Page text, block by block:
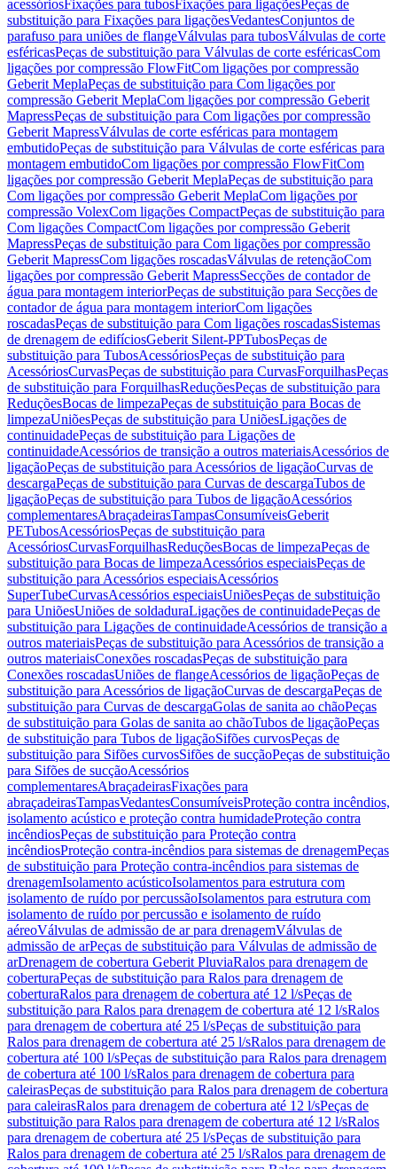
acessóriosFixações para tubosFixações para ligaçõesPeças de
substituição para Fixações para ligaçõesVedantesConjuntos de
parafuso para uniões de flangeVálvulas para tubosVálvulas de corte
esféricasPeças de substituição para Válvulas de corte esféricasCom
ligações por compressão FlowFitCom ligações por compressão
Geberit MeplaPeças de substituição para Com ligações por
compressão Geberit MeplaCom ligações por compressão Geberit
MapressPeças de substituição para Com ligações por compressão
Geberit MapressVálvulas de corte esféricas para montagem
embutidoPeças de substituição para Válvulas de corte esféricas para
montagem embutidoCom ligações por compressão FlowFitCom
ligações por compressão Geberit MeplaPeças de substituição para
Com ligações por compressão Geberit MeplaCom ligações por
compressão VolexCom ligações CompactPeças de substituição para
Com ligações CompactCom ligações por compressão Geberit
MapressPeças de substituição para Com ligações por compressão
Geberit MapressCom ligações roscadasVálvulas de retençãoCom
ligações por compressão Geberit MapressSecções de contador de
água para montagem interiorPeças de substituição para Secções de
contador de água para montagem interiorCom ligações
roscadasPeças de substituição para Com ligações roscadasSistemas
de drenagem de edifíciosGeberit Silent-PPTubosPeças de
substituição para TubosAcessóriosPeças de substituição para
AcessóriosCurvasPeças de substituição para CurvasForquilhasPeças
de substituição para ForquilhasReduçõesPeças de substituição para
ReduçõesBocas de limpezaPeças de substituição para Bocas de
limpezaUniõesPeças de substituição para UniõesLigações de
continuidadePeças de substituição para Ligações de
continuidadeAcessórios de transição a outros materiaisAcessórios de
ligaçãoPeças de substituição para Acessórios de ligaçãoCurvas de
descargaPeças de substituição para Curvas de descargaTubos de
ligaçãoPeças de substituição para Tubos de ligaçãoAcessórios
complementaresAbraçadeirasTampasConsumíveisGeberit
PETubosAcessóriosPeças de substituição para
AcessóriosCurvasForquilhasReduçõesBocas de limpezaPeças de
substituição para Bocas de limpezaAcessórios especiaisPeças de
substituição para Acessórios especiaisAcessórios
SuperTubeCurvasAcessórios especiaisUniõesPeças de substituição
para UniõesUniões de soldaduraLigações de continuidadePeças de
substituição para Ligações de continuidadeAcessórios de transição a
outros materiaisPeças de substituição para Acessórios de transição a
outros materiaisConexões roscadasPeças de substituição para
Conexões roscadasUniões de flangeAcessórios de ligaçãoPeças de
substituição para Acessórios de ligaçãoCurvas de descargaPeças de
substituição para Curvas de descargaGolas de sanita ao chãoPeças
de substituição para Golas de sanita ao chãoTubos de ligaçãoPeças
de substituição para Tubos de ligaçãoSifões curvosPeças de
substituição para Sifões curvosSifões de sucçãoPeças de substituição
para Sifões de sucçãoAcessórios
complementaresAbraçadeirasFixações para
abraçadeirasTampasVedantesConsumíveisProteção contra incêndios,
isolamento acústico e proteção contra humidadeProteção contra
incêndiosPeças de substituição para Proteção contra
incêndiosProteção contra-incêndios para sistemas de drenagemPeças
de substituição para Proteção contra-incêndios para sistemas de
drenagemIsolamento acústicoIsolamentos para estrutura com
isolamento de ruído por percussãoIsolamentos para estrutura com
isolamento de ruído por percussão e isolamento de ruído
aéreoVálvulas de admissão de ar para drenagemVálvulas de
admissão de arPeças de substituição para Válvulas de admissão de
arDrenagem de cobertura Geberit PluviaRalos para drenagem de
coberturaPeças de substituição para Ralos para drenagem de
coberturaRalos para drenagem de cobertura até 12 l/sPeças de
substituição para Ralos para drenagem de cobertura até 12 l/sRalos
para drenagem de cobertura até 25 l/sPeças de substituição para
Ralos para drenagem de cobertura até 25 l/sRalos para drenagem de
cobertura até 100 l/sPeças de substituição para Ralos para drenagem
de cobertura até 100 l/sRalos para drenagem de cobertura para
caleirasPeças de substituição para Ralos para drenagem de cobertura
para caleirasRalos para drenagem de cobertura até 12 l/sPeças de
substituição para Ralos para drenagem de cobertura até 12 l/sRalos
para drenagem de cobertura até 25 l/sPeças de substituição para
Ralos para drenagem de cobertura até 25 l/sRalos para drenagem de